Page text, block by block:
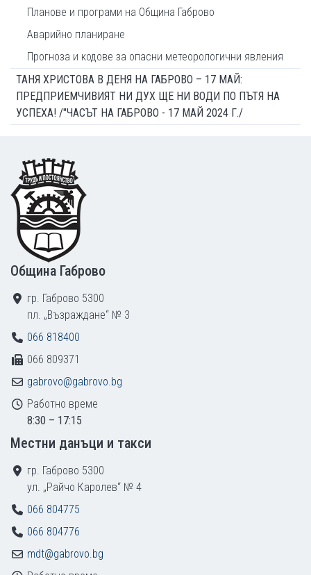
Планове и програми на Община Габрово
Аварийно планиране
Прогноза и кодове за опасни метеорологични явления
ТАНЯ ХРИСТОВА В ДЕНЯ НА ГАБРОВО – 17 МАЙ:
ПРЕДПРИЕМЧИВИЯТ НИ ДУХ ЩЕ НИ ВОДИ ПО ПЪТЯ НА
УСПЕХА! /"ЧАСЪТ НА ГАБРОВО - 17 МАЙ 2024 Г./
Footer
Община Габрово
гр. Габрово 5300
пл. „Възраждане“ № 3
066 818400
066 809371
gabrovo@gabrovo.bg
Работно време
8:30 – 17:15
Местни данъци и такси
гр. Габрово 5300
ул. „Райчо Каролев“ № 4
066 804775
066 804776
mdt@gabrovo.bg